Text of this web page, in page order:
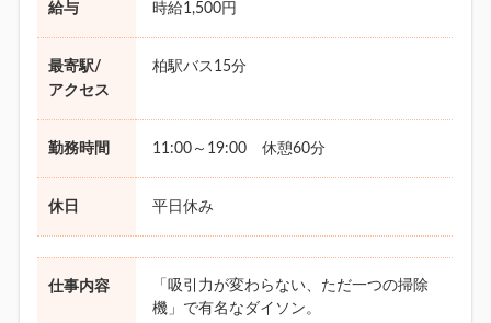
給与 時給1,500円
最寄駅/
アクセス
柏駅バス15分
勤務時間 11:00～19:00 休憩60分
休日 平日休み
仕事内容
「吸引力が変わらない、ただ一つの掃除
機」で有名なダイソン。